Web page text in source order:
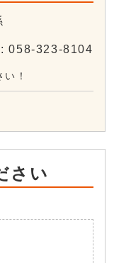
: 058-323-8104
！
さい